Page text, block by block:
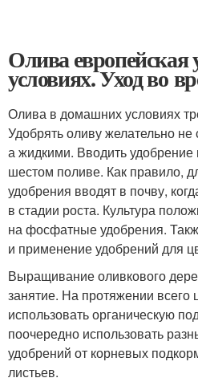
Олива
условиях. Уход во
Олива в домашних условиях
Удобрять оливу желательно
а жидкими. Вводить
шестом поливе. Как правило,
удобрения вводят в почву,
в стадии роста. Культура
на фосфатные удобрения.
и применение удобрений для
Выращивание оливкового
занятие. На протяжении всего
использовать органическую
поочередно использовать
удобрений от корневых
листьев.